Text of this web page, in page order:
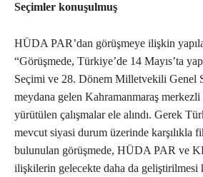
Seçimler konuşulmuş
HÜDA PAR’dan görüşmeye ilişkin
“Görüşmede, Türkiye’de 14 Mayıs’ta
Seçimi ve 28. Dönem Milletvekili Genel
meydana gelen Kahramanmaraş merkezli
yürütülen çalışmalar ele alındı. Gerek
mevcut siyasi durum üzerinde karşılıkla
bulunulan görüşmede, HÜDA PAR ve
ilişkilerin gelecekte daha da geliştirilmesi